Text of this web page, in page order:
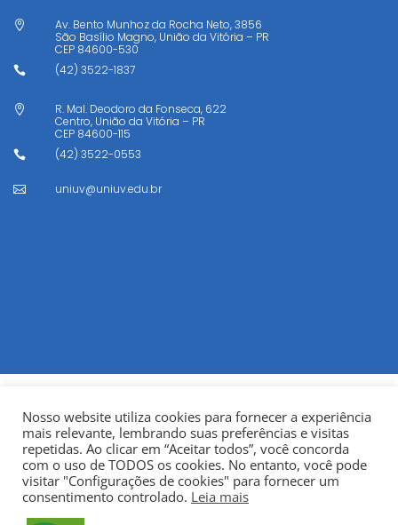

Av. Bento Munhoz da Rocha Neto, 3856
São Basílio Magno, União da Vitória – PR
CEP 84600-530
 (42) 3522-1837

R. Mal. Deodoro da Fonseca, 622
Centro, União da Vitória – PR
CEP 84600-115
 (42) 3522-0553
 uniuv@uniuv.edu.br
© Copyright 2022Fundação Municipal Centro Universitário
da Cidade de União da Vitória – UNIUV
Nosso website utiliza cookies para fornecer a experiência
mais relevante, lembrando suas preferências e visitas
repetidas. Ao clicar em “Aceitar todos”, você concorda
com o uso de TODOS os cookies. No entanto, você pode
visitar "Configurações de cookies" para fornecer um
consentimento controlado. Leia mais